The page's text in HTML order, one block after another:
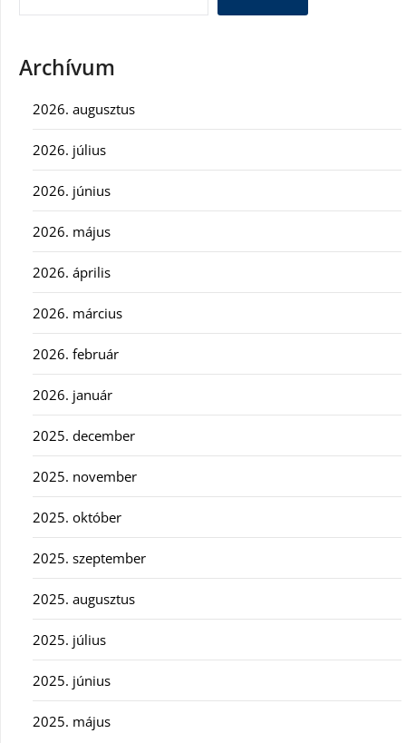
Archívum
2026. augusztus
2026. július
2026. június
2026. május
2026. április
2026. március
2026. február
2026. január
2025. december
2025. november
2025. október
2025. szeptember
2025. augusztus
2025. július
2025. június
2025. május